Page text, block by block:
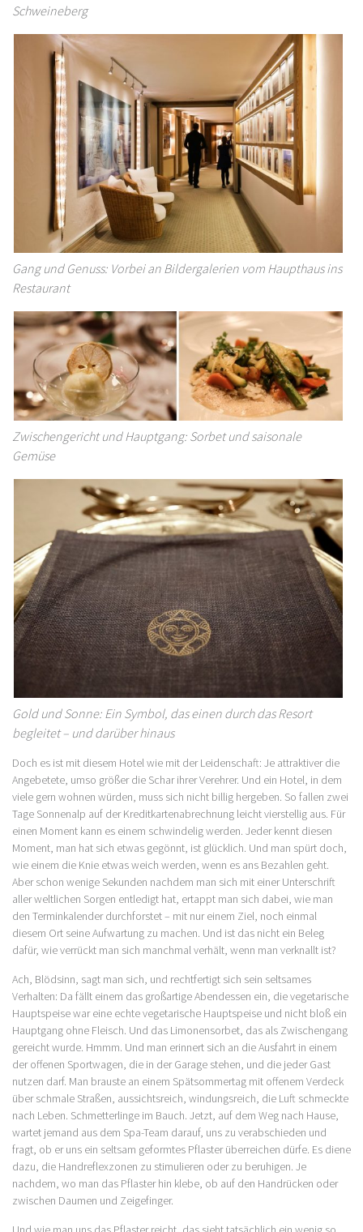
Schweineberg
Gang und Genuss: Vorbei an Bildergalerien vom Haupthaus ins
Restaurant
Zwischengericht und Hauptgang: Sorbet und saisonale
Gemüse
Gold und Sonne: Ein Symbol, das einen durch das Resort
begleitet – und darüber hinaus
Doch es ist mit diesem Hotel wie mit der Leidenschaft: Je attraktiver die
Angebetete, umso größer die Schar ihrer Verehrer. Und ein Hotel, in dem
viele gern wohnen würden, muss sich nicht billig hergeben. So fallen zwei
Tage Sonnenalp auf der Kreditkartenabrechnung leicht vierstellig aus. Für
einen Moment kann es einem schwindelig werden. Jeder kennt diesen
Moment, man hat sich etwas gegönnt, ist glücklich. Und man spürt doch,
wie einem die Knie etwas weich werden, wenn es ans Bezahlen geht.
Aber schon wenige Sekunden nachdem man sich mit einer Unterschrift
aller weltlichen Sorgen entledigt hat, ertappt man sich dabei, wie man
den Terminkalender durchforstet – mit nur einem Ziel, noch einmal
diesem Ort seine Aufwartung zu machen. Und ist das nicht ein Beleg
dafür, wie verrückt man sich manchmal verhält, wenn man verknallt ist?
Ach, Blödsinn, sagt man sich, und rechtfertigt sich sein seltsames
Verhalten: Da fällt einem das großartige Abendessen ein, die vegetarische
Hauptspeise war eine echte vegetarische Hauptspeise und nicht bloß ein
Hauptgang ohne Fleisch. Und das Limonensorbet, das als Zwischengang
gereicht wurde. Hmmm. Und man erinnert sich an die Ausfahrt in einem
der offenen Sportwagen, die in der Garage stehen, und die jeder Gast
nutzen darf. Man brauste an einem Spätsommertag mit offenem Verdeck
über schmale Straßen, aussichtsreich, windungsreich, die Luft schmeckte
nach Leben. Schmetterlinge im Bauch. Jetzt, auf dem Weg nach Hause,
wartet jemand aus dem Spa-Team darauf, uns zu verabschieden und
fragt, ob er uns ein seltsam geformtes Pflaster überreichen dürfe. Es diene
dazu, die Handreflexzonen zu stimulieren oder zu beruhigen. Je
nachdem, wo man das Pflaster hin klebe, ob auf den Handrücken oder
zwischen Daumen und Zeigefinger.